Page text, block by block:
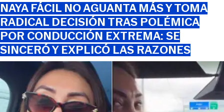
NAYA FÁCIL NO AGUANTA MÁS Y TOMA
RADICAL DECISIÓN TRAS POLÉMICA
POR CONDUCCIÓN EXTREMA: SE
SINCERÓ Y EXPLICÓ LAS RAZONES